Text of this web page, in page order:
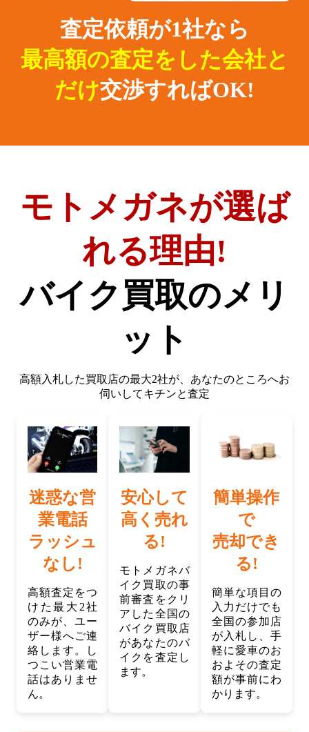
査定依頼が1社なら
最高額の査定をした会社と
だけ交渉すればOK!
モトメガネが選ば
れる理由!
バイク買取のメリ
ット
高額入札した買取店の最大2社が、 あなたのところへお
伺いしてキチンと査定
迷惑な営
業電話
ラッシュ
なし!
高額査定をつ
けた最大2社
のみが、ユー
ザー様へご連
絡します。し
つこい営業電
話はありませ
ん。
安心して
高く売れ
る!
モトメガネバ
イク買取の事
前審査をクリ
アした全国の
バイク買取店
があなたのバ
イクを査定し
ます。
簡単操作
で
売却でき
る!
簡単な項目の
入力だけでも
全国の参加店
が入札し、手
軽に愛車のお
およその査定
額が事前にわ
かります。